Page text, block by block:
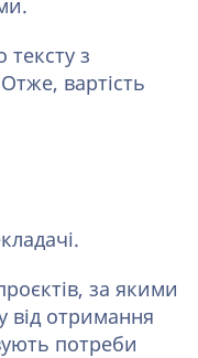
з
вартість
за якими
від отримання
потреби